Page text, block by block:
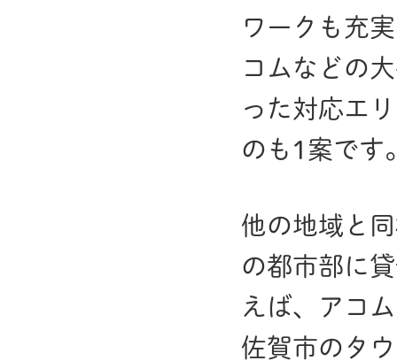
ワークも充
コムなどの
った対応エ
のも1案です
他の地域と
の都市部に
えば、アコ
佐賀市のタ